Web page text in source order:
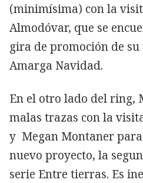
(minimísima) con la
Almodóvar, que se
gira de promoción de
Amarga Navidad.
En el otro lado del ring,
malas trazas con la
y Megan Montaner
nuevo proyecto, la
serie Entre tierras. Es